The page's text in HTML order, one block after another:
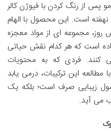
پس از رنگ کردن با فیوژن کالر
است. این محصول با الهام
مجموعه ای از مواد معجزه
است که هر کدام نقش حیاتی
کنند. فردی که به محتویات
این ترکیبات، درمی یابد
زیبایی صرف است؛ بلکه یک
می آید.